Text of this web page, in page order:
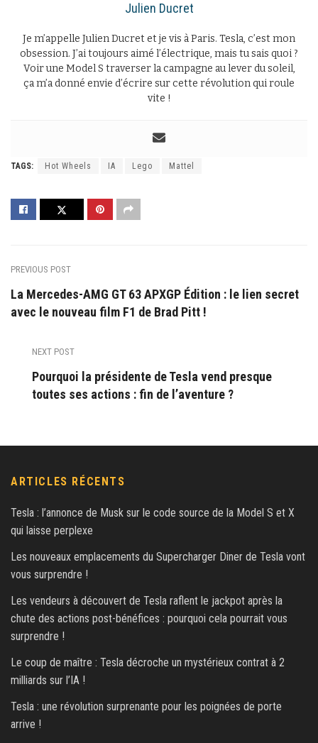
Julien Ducret
Je m’appelle Julien Ducret et je vis à Paris. Tesla, c’est mon
obsession. J’ai toujours aimé l’électrique, mais tu sais quoi ?
Voir une Model S traverser la campagne au lever du soleil,
ça m’a donné envie d’écrire sur cette révolution qui roule
vite !
TAGS: Hot Wheels IA Lego Mattel
PREVIOUS POST
La Mercedes-AMG GT 63 APXGP Édition : le lien secret
avec le nouveau film F1 de Brad Pitt !
NEXT POST
Pourquoi la présidente de Tesla vend presque
toutes ses actions : fin de l’aventure ?
ARTICLES RÉCENTS
Tesla : l’annonce de Musk sur le code source de la Model S et X
qui laisse perplexe
Les nouveaux emplacements du Supercharger Diner de Tesla vont
vous surprendre !
Les vendeurs à découvert de Tesla raflent le jackpot après la
chute des actions post-bénéfices : pourquoi cela pourrait vous
surprendre !
Le coup de maître : Tesla décroche un mystérieux contrat à 2
milliards sur l’IA !
Tesla : une révolution surprenante pour les poignées de porte
arrive !